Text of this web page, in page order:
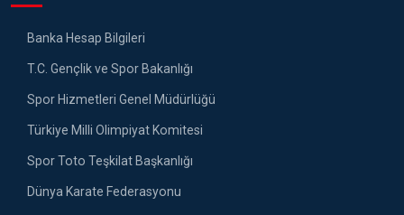
Banka Hesap Bilgileri
T.C. Gençlik ve Spor Bakanlığı
Spor Hizmetleri Genel Müdürlüğü
Türkiye Milli Olimpiyat Komitesi
Spor Toto Teşkilat Başkanlığı
Dünya Karate Federasyonu